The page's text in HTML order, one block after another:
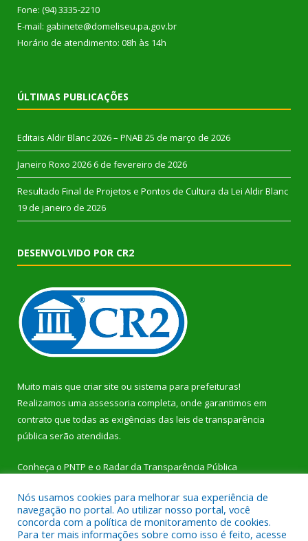
Fone: (94) 3335-2210
E-mail: gabinete@domeliseu.pa.gov.br
Horário de atendimento: 08h às 14h
ÚLTIMAS PUBLICAÇÕES
Editais Aldir Blanc 2026 – PNAB 25 de março de 2026
Janeiro Roxo 2026 6 de fevereiro de 2026
Resultado Final de Projetos e Pontos de Cultura da Lei Aldir Blanc
19 de janeiro de 2026
DESENVOLVIDO POR CR2
Muito mais que criar site ou sistema para prefeituras!
Realizamos uma assessoria completa, onde garantimos em
contrato que todas as exigências das leis de transparência
pública serão atendidas.
Conheça o PNTP e o Radar da Transparência Pública
Nós usamos cookies para melhorar sua experiência de
navegação no portal. Ao utilizar nosso portal, você
concorda com a política de monitoramento de cookies.
Para ter mais informações sobre como isso é feito, acesse